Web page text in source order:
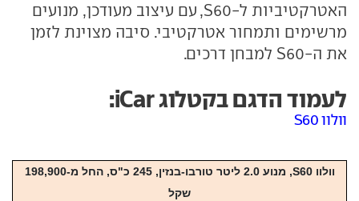
האטרקטיביות ל-S60, עם עיצוב מעודכן, מנועים
מרשימים ותמחור אטרקטיבי. סיבה מצוינת לזמן
את ה-S60 למבחן דרכים.
לעמוד הדגם בקטלוג iCar:
וולוו S60
וולוו S60, מנוע 2.0 ליטר טורבו-בנזין, 245 כ"ס, החל מ-198,900
שקל